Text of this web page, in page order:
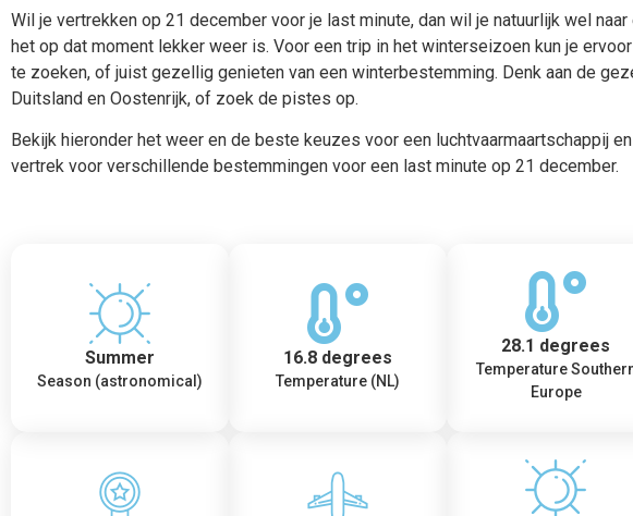
Wil je vertrekken op 21 december voor je last minute, dan wil je natuurlijk wel naar
het op dat moment lekker weer is. Voor een trip in het winterseizoen kun je
te zoeken, of juist gezellig genieten van een winterbestemming. Denk aan de
Duitsland en Oostenrijk, of zoek de pistes op.
Bekijk hieronder het weer en de beste keuzes voor een luchtvaarmaartschappij
vertrek voor verschillende bestemmingen voor een last minute op 21 december.
Summer
Season (astronomical)
16.8 degrees
Temperature (NL)
28.1 degrees
Temperature
Europe